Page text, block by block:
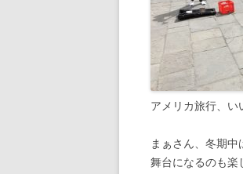
アメリカ旅行、い
まぁさん、冬期
舞台になるのも楽